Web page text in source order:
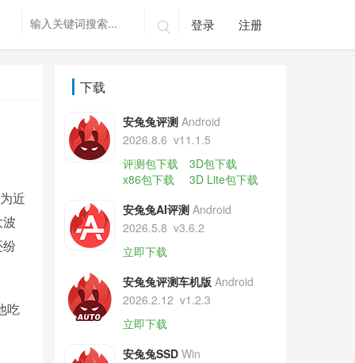
 登录 注册
近
纷
吃
下载
安兔兔评测 Android
2026.8.6 v11.1.5
评测包下载
3D包下载
x86包下载
3D Lite包下载
安兔兔AI评测 Android
2026.5.8 v3.6.2
立即下载
安兔兔评测车机版 Android
2026.2.12 v1.2.3
立即下载
安兔兔SSD Win